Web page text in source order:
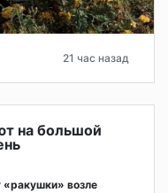
21 час назад
на большой
«ракушки» возле